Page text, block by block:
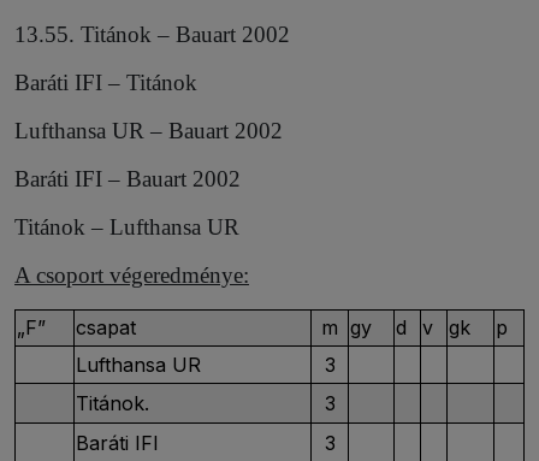
13.55. Titánok – Bauart 2002
Baráti IFI – Titánok
Lufthansa UR – Bauart 2002
Baráti IFI – Bauart 2002
Titánok – Lufthansa UR
A csoport végeredménye:
„F” csapat m gy d v gk
p
Lufthansa UR
3
Titánok.
3
Baráti IFI
3